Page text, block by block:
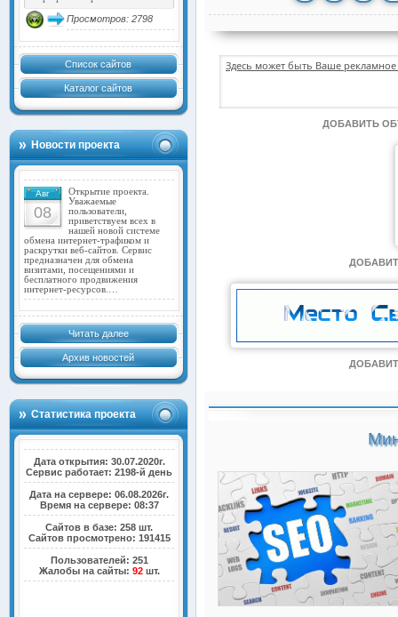
Просмотров: 2798
Список сайтов
Каталог сайтов
Новости проекта
Авг
08
Открытие проекта.
Уважаемые
пользователи,
приветствуем всех в
нашей новой системе
обмена интернет-трафиком и
раскрутки веб-сайтов. Сервис
предназначен для обмена
визитами, посещениями и
бесплатного продвижения
интернет-ресурсов.…
Читать далее
Архив новостей
Статистика проекта
Дата открытия: 30.07.2020г.
Сервис работает: 2198-й день
Дата на сервере: 06.08.2026г.
Время на сервере: 08:37
Сайтов в базе: 258 шт.
Сайтов просмотрено: 191415
Пользователей: 251
Жалобы на сайты: 92шт.
Здесь может быть Ваше
ДОБАВИТЬ